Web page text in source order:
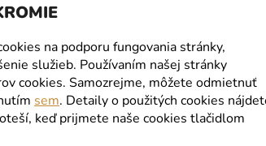
na podporu fungovania stránky,
služieb. Používaním našej stránky
cookies. Samozrejme, môžete odmietnuť
sem. Detaily o použitých cookies
keď prijmete naše cookies tlačidlom
Prvé sväté prijímanie
4,99 €
DO KOŠÍKA